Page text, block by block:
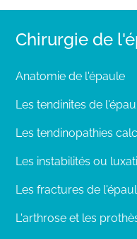
Chirurgie de
Anatomie de l'épaule
Les tendinites de
Les tendinopathies
Les instabilités ou
Les fractures de
L'arthrose et les